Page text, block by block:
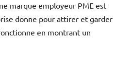
marque employeur PME est
donne pour attirer et garder
en montrant un